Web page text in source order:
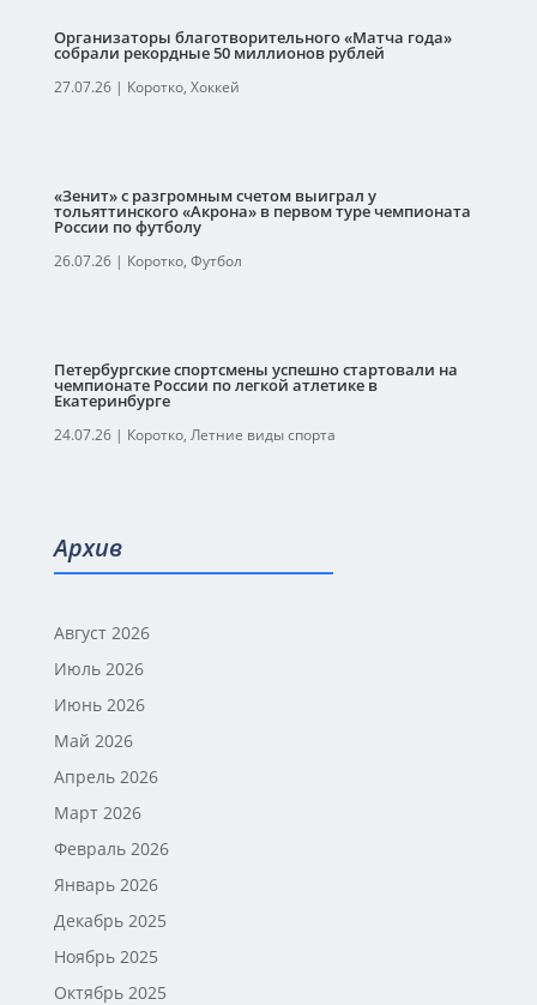
Организаторы благотворительного «Матча года»
собрали рекордные 50 миллионов рублей
27.07.26| Коротко, Хоккей
«Зенит» с разгромным счетом выиграл у
тольяттинского «Акрона» в первом туре чемпионата
России по футболу
26.07.26| Коротко, Футбол
Петербургские спортсмены успешно стартовали на
чемпионате России по легкой атлетике в
Екатеринбурге
24.07.26| Коротко, Летние виды спорта
Архив
Август 2026
Июль 2026
Июнь 2026
Май 2026
Апрель 2026
Март 2026
Февраль 2026
Январь 2026
Декабрь 2025
Ноябрь 2025
Октябрь 2025